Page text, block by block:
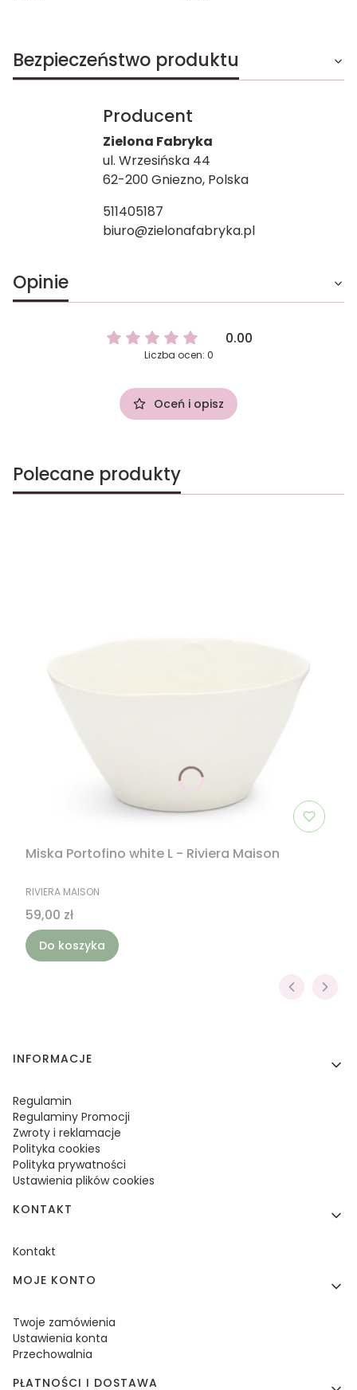
Bezpieczeństwo produktu
Producent
Zielona Fabryka
ul. Wrzesińska 44
62-200 Gniezno, Polska
511405187
biuro@zielonafabryka.pl
Opinie
0.00
Liczba ocen: 0
Oceń i opisz
Polecane produkty
Miska Portofino white L - Riviera Maison
PRODUCENT
RIVIERA MAISON
Cena
59,00 zł
Do koszyka
Linki w stopce
INFORMACJE
Regulamin
Regulaminy Promocji
Zwroty i reklamacje
Polityka cookies
Polityka prywatności
Ustawienia plików cookies
KONTAKT
Kontakt
MOJE KONTO
Twoje zamówienia
Ustawienia konta
Przechowalnia
PŁATNOŚCI I DOSTAWA